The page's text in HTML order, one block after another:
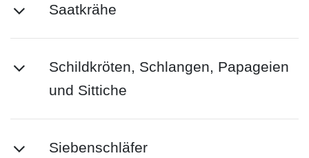
Saatkrähe
Schildkröten, Schlangen, Papageien
und Sittiche
Siebenschläfer